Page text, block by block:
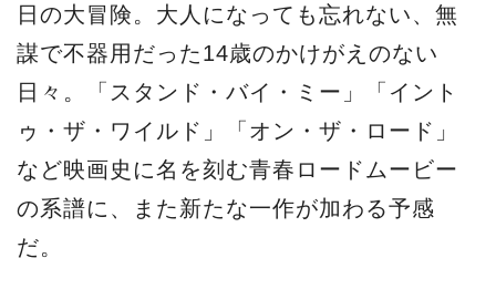
日の大冒険。大人になっても忘れない、無
謀で不器用だった14歳のかけがえのない
日々。「スタンド・バイ・ミー」「イント
ゥ・ザ・ワイルド」「オン・ザ・ロード」
など映画史に名を刻む青春ロードムービー
の系譜に、また新たな一作が加わる予感
だ。